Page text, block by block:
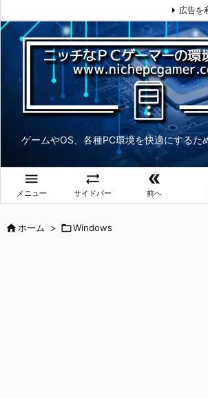
ゲームやOS、各種PC環境を快適にするた

メニュー

サイドバー

前へ
広告を
ホーム > Windows